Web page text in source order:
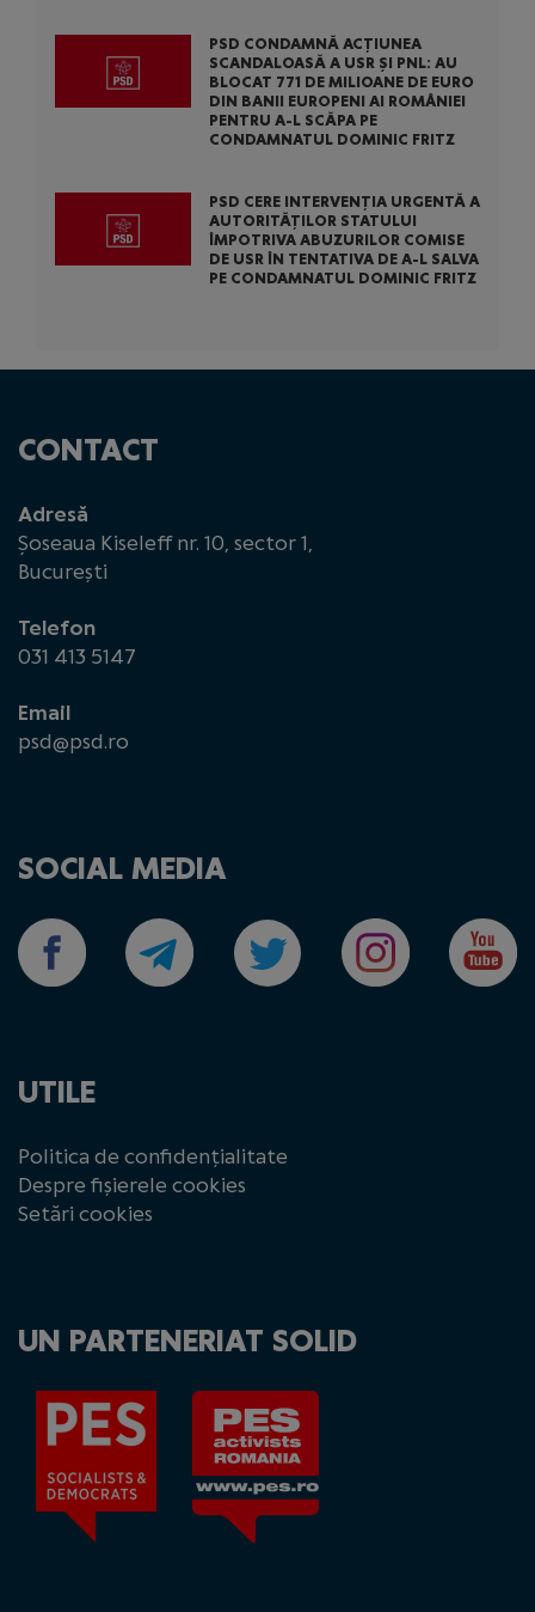
PSD CONDAMNĂ ACȚIUNEA
SCANDALOASĂ A USR ȘI PNL: AU
BLOCAT 771 DE MILIOANE DE EURO
DIN BANII EUROPENI AI ROMÂNIEI
PENTRU A-L SCĂPA PE
CONDAMNATUL DOMINIC FRITZ
PSD CERE INTERVENȚIA URGENTĂ A
AUTORITĂȚILOR STATULUI
ÎMPOTRIVA ABUZURILOR COMISE
DE USR ÎN TENTATIVA DE A-L SALVA
PE CONDAMNATUL DOMINIC FRITZ
CONTACT
Adresă
Șoseaua Kiseleff nr. 10, sector 1,
București
Telefon
031 413 5147
Email
psd@psd.ro
SOCIAL MEDIA
UTILE
Politica de confidențialitate
Despre fișierele cookies
Setări cookies
UN PARTENERIAT SOLID